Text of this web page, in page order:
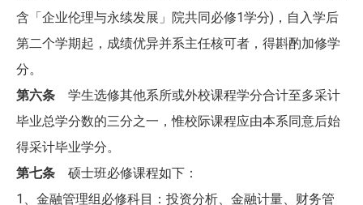
含「企业伦理与永续发展」院共同必修1学分)，自入学后
第二个学期起，成绩优异并系主任核可者，得斟酌加修学
分。
第六条 学生选修其他系所或外校课程学分合计至多采计
毕业总学分数的三分之一，惟校际课程应由本系同意后始
得采计毕业学分。
第七条 硕士班必修课程如下：
1、金融管理组必修科目：投资分析、金融计量、财务管